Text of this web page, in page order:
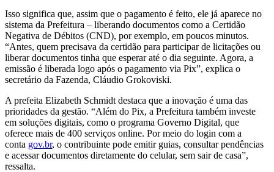
Isso significa que, assim que o pagamento é feito, ele já aparece no
sistema da Prefeitura – liberando documentos como a Certidão
Negativa de Débitos (CND), por exemplo, em poucos minutos.
“Antes, quem precisava da certidão para participar de licitações ou
liberar documentos tinha que esperar até o dia seguinte. Agora, a
emissão é liberada logo após o pagamento via Pix”, explica o
secretário da Fazenda, Cláudio Grokoviski.
A prefeita Elizabeth Schmidt destaca que a inovação é uma das
prioridades da gestão. “Além do Pix, a Prefeitura também investe
em soluções digitais, como o programa Governo Digital, que
oferece mais de 400 serviços online. Por meio do login com a
conta gov.br, o contribuinte pode emitir guias, consultar pendências
e acessar documentos diretamente do celular, sem sair de casa”,
ressalta.